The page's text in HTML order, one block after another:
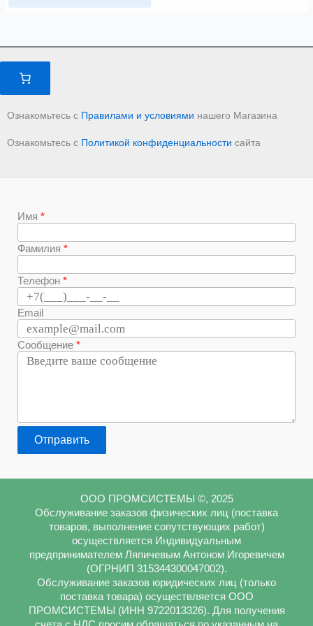
Ознакомьтесь с Правилами и условиями нашего Магазина
Ознакомьтесь с Политикой конфиденциальности сайта
Имя
Фамилия
Телефон
Email
Сообщение
Отправить
ООО ПРОМСИСТЕМЫ ©, 2025
Обслуживание заказов физических лиц (поставка
товаров, выполнение сопутствующих работ)
осуществляется Индивидуальным
предпринимателем Ляпичевым Антоном Игоревичем
(ОГРНИП 315344300047002).
Обслуживание заказов юридических лиц (только
поставка товара) осуществляется ООО
ПРОМСИСТЕМЫ (ИНН 9722013326). Для получения